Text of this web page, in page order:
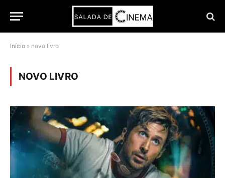
Início » novo livro
NOVO LIVRO